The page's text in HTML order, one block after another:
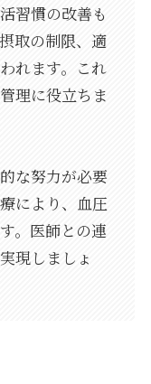
習慣の改善も
取の制限、適
れます。これ
理に役立ちま
な努力が必要
により、血圧
。医師との連
現しましょ